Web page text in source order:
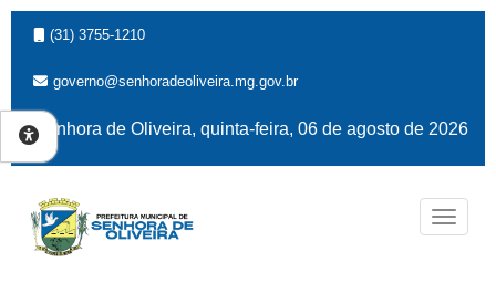
(31) 3755-1210
governo@senhoradeoliveira.mg.gov.br
Senhora de Oliveira, quinta-feira, 06 de agosto de 2026